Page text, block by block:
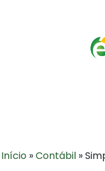
Início»Contábil»